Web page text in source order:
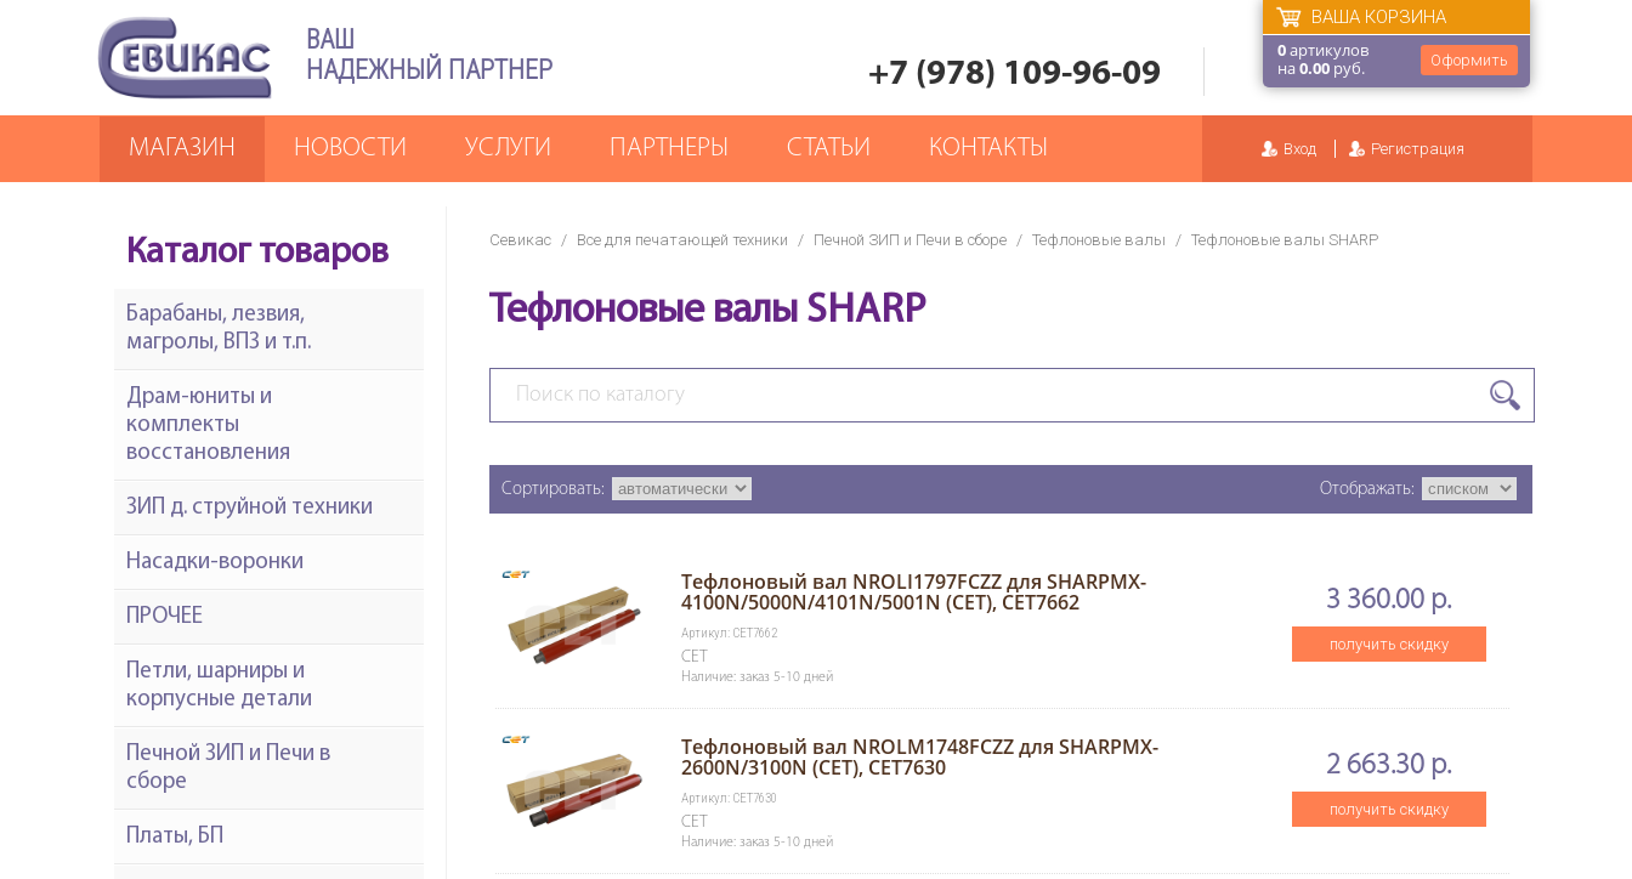
ВАШ
НАДЕЖНЫЙ ПАРТНЕР
+7 (978) 109-96-09 Оформить
ВАША КОРЗИНА
0артикулов
на0.00 руб.
Вход Регистрация
МАГАЗИН НОВОСТИ УСЛУГИ ПАРТНЕРЫ СТАТЬИ КОНТАКТЫ
Севикас / Все для печатающей техники / Печной ЗИП и Печи в сборе / Тефлоновые валы / Тефлоновые валы SHARP
Тефлоновые валы SHARP
Сортировать: Отображать:
Тефлоновый вал NROLI1797FCZZ для SHARPMX-
4100N/5000N/4101N/5001N (CET), CET7662
Артикул: CET7662
CET
Наличие: заказ 5-10 дней
3 360.00 р.
получить скидку
Тефлоновый вал NROLM1748FCZZ для SHARPMX-
2600N/3100N (CET), CET7630
Артикул: CET7630
CET
Наличие: заказ 5-10 дней
2 663.30 р.
получить скидку
Каталог товаров
Барабаны, лезвия,
магролы, ВПЗ и т.п.
Драм-юниты и
комплекты
восстановления
ЗИП д. струйной техники
Насадки-воронки
ПРОЧЕЕ
Петли, шарниры и
корпусные детали
Печной ЗИП и Печи в
сборе
Платы, БП